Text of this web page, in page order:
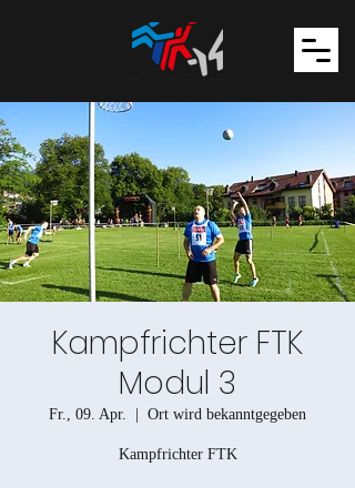
Kampfrichter FTK
Modul 3
Fr., 09. Apr. Ort wird bekanntgegeben
Kampfrichter FTK